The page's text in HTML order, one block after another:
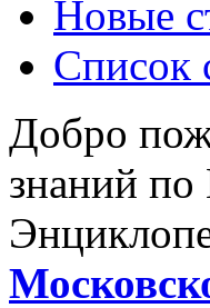
Новые
Список
Добро
знаний